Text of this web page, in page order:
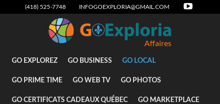
(418) 525-7748 INFOGOEXPLORIA@GMAIL.COM
Affaires
GO EXPLOREZ GO BUSINESS GO LOCAL
GO PRIME TIME GO WEB TV GO PHOTOS
GO CERTIFICATS CADEAUX QUÉBEC GO MARKETPLACE